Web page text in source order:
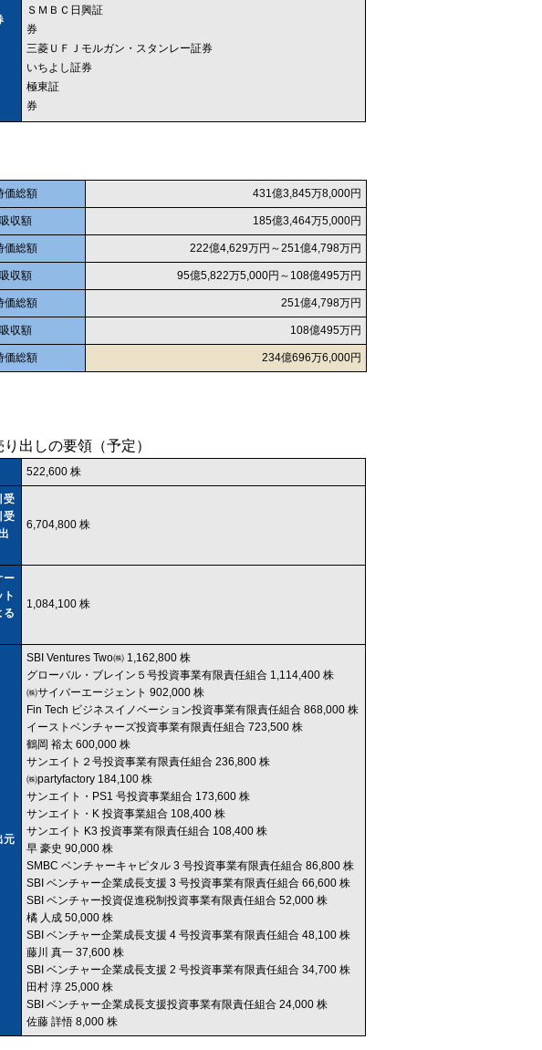
ＳＭＢＣ日興証
券
三菱ＵＦＪモルガン・スタンレー証券
いちよし証券
極東証
券
価総額 431億3,845万8,000円
収額 185億3,464万5,000円
価総額 222億4,629万円～251億4,798万円
収額 95億5,822万5,000円～108億495万円
価総額 251億4,798万円
収額 108億495万円
価総額 234億696万6,000円
出しの要領（予定）
522,600 株
受
受
6,704,800 株
ー
ト
る
1,084,100 株
元
SBI Ventures Two㈱ 1,162,800 株
グローバル・ブレイン５号投資事業有限責任組合 1,114,400 株
㈱サイバーエージェント 902,000 株
Fin Tech ビジネスイノベーション投資事業有限責任組合 868,000 株
イーストベンチャーズ投資事業有限責任組合 723,500 株
鶴岡 裕太 600,000 株
サンエイト２号投資事業有限責任組合 236,800 株
㈱partyfactory 184,100 株
サンエイト・PS1 号投資事業組合 173,600 株
サンエイト・K 投資事業組合 108,400 株
サンエイト K3 投資事業有限責任組合 108,400 株
早 豪史 90,000 株
SMBC ベンチャーキャピタル 3 号投資事業有限責任組合 86,800 株
SBI ベンチャー企業成長支援 3 号投資事業有限責任組合 66,600 株
SBI ベンチャー投資促進税制投資事業有限責任組合 52,000 株
橘 人成 50,000 株
SBI ベンチャー企業成長支援 4 号投資事業有限責任組合 48,100 株
藤川 真一 37,600 株
SBI ベンチャー企業成長支援 2 号投資事業有限責任組合 34,700 株
田村 淳 25,000 株
SBI ベンチャー企業成長支援投資事業有限責任組合 24,000 株
佐藤 詳悟 8,000 株